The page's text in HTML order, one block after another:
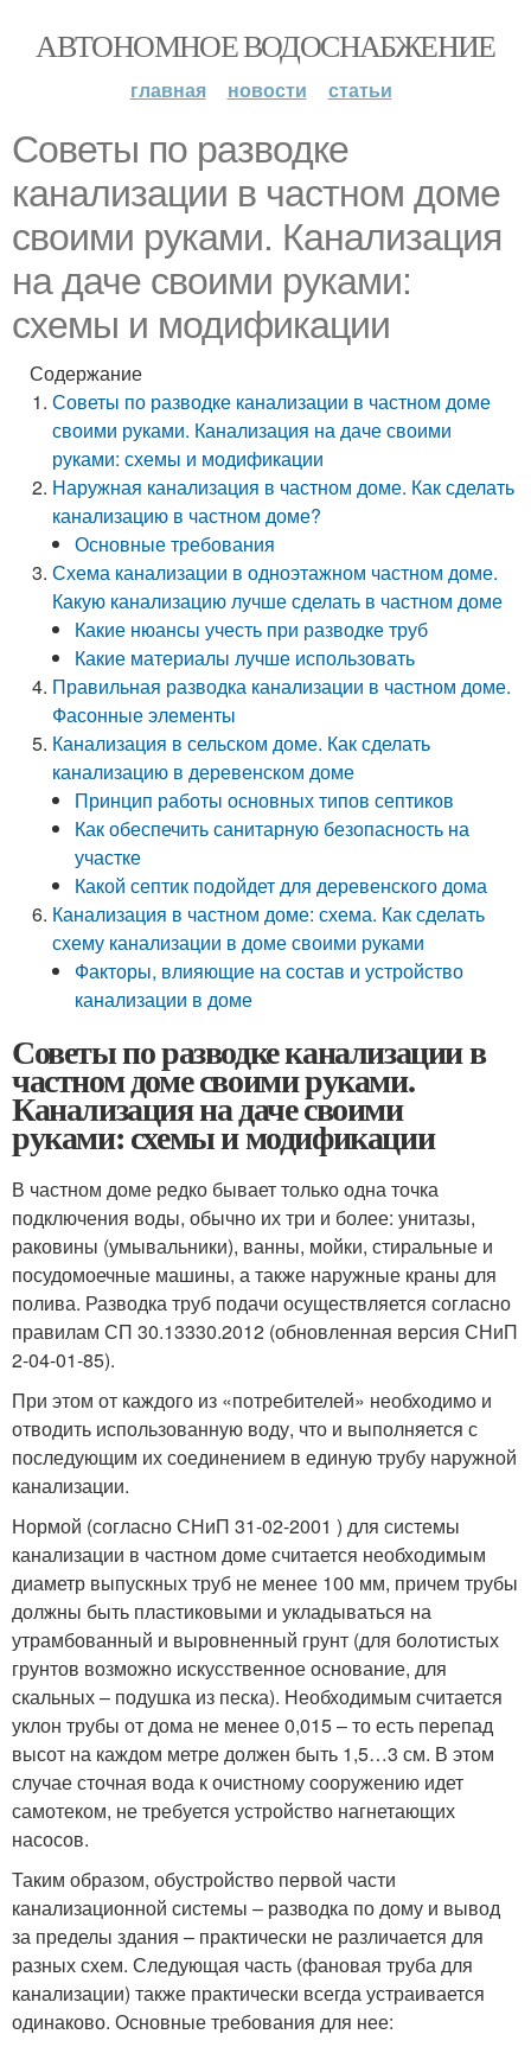
АВТОНОМНОЕ ВОДОСНАБЖЕНИЕ
главная новости статьи
Советы по разводке
канализации в частном доме
своими руками. Канализация
на даче своими руками:
схемы и модификации
Содержание
Советы по разводке канализации в частном доме
своими руками. Канализация на даче своими
руками: схемы и модификации
Наружная канализация в частном доме. Как сделать
канализацию в частном доме?
Основные требования
Схема канализации в одноэтажном частном доме.
Какую канализацию лучше сделать в частном доме
Какие нюансы учесть при разводке труб
Какие материалы лучше использовать
Правильная разводка канализации в частном доме.
Фасонные элементы
Канализация в сельском доме. Как сделать
канализацию в деревенском доме
Принцип работы основных типов септиков
Как обеспечить санитарную безопасность на
участке
Какой септик подойдет для деревенского дома
Канализация в частном доме: схема. Как сделать
схему канализации в доме своими руками
Факторы, влияющие на состав и устройство
канализации в доме
Советы по разводке канализации в
частном доме своими руками.
Канализация на даче своими
руками: схемы и модификации
В частном доме редко бывает только одна точка
подключения воды, обычно их три и более: унитазы,
раковины (умывальники), ванны, мойки, стиральные и
посудомоечные машины, а также наружные краны для
полива. Разводка труб подачи осуществляется согласно
правилам СП 30.13330.2012 (обновленная версия СНиП
2-04-01-85).
При этом от каждого из «потребителей» необходимо и
отводить использованную воду, что и выполняется с
последующим их соединением в единую трубу наружной
канализации.
Нормой (согласно СНиП 31-02-2001 ) для системы
канализации в частном доме считается необходимым
диаметр выпускных труб не менее 100 мм, причем трубы
должны быть пластиковыми и укладываться на
утрамбованный и выровненный грунт (для болотистых
грунтов возможно искусственное основание, для
скальных – подушка из песка). Необходимым считается
уклон трубы от дома не менее 0,015 – то есть перепад
высот на каждом метре должен быть 1,5…3 см. В этом
случае сточная вода к очистному сооружению идет
самотеком, не требуется устройство нагнетающих
насосов.
Таким образом, обустройство первой части
канализационной системы – разводка по дому и вывод
за пределы здания – практически не различается для
разных схем. Следующая часть (фановая труба для
канализации) также практически всегда устраивается
одинаково. Основные требования для нее: